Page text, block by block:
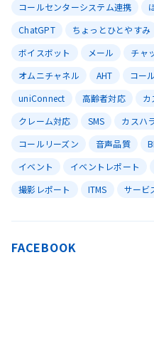
コールセンターシステム連携
ChatGPT
ちょっとひとやすみ
ボイスボット
メール チャ
オムニチャネル
AHT コー
uniConnect
高齢者対応
カ
クレーム対応
SMS カスハ
コールリーズン
音声品質
イベント
イベントレポート
撮影レポート
ITMS サービ
FACEBOOK